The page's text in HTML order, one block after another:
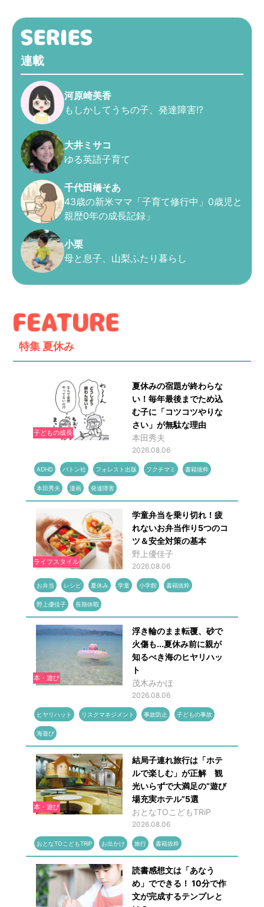
連載
河原崎美香
もしかしてうちの子、発達障害!?
大井ミサコ
ゆる英語子育て
千代田橋そあ
43歳の新米ママ「子育て修行中」0歳児と
親歴0年の成長記録」
小栗
母と息子、山梨ふたり暮らし
特集 夏休み
子どもの成長
夏休みの宿題が終わらな
い！毎年最後までため込
む子に「コツコツやりな
さい」が無駄な理由
本田秀夫
2026.08.06
ADHD バトン社 フォレスト出版 フクチマミ 書籍抜粋
本田秀夫 漫画 発達障害
ライフスタイル
学童弁当を乗り切れ！疲
れないお弁当作り5つのコ
ツ＆安全対策の基本
野上優佳子
2026.08.06
お弁当 レシピ 夏休み 学童 小学館 書籍抜粋
野上優佳子 長期休暇
本・遊び
浮き輪のまま転覆、砂で
火傷も...夏休み前に親が
知るべき海のヒヤリハッ
ト
茂木みかほ
2026.08.06
ヒヤリハット リスクマネジメント 事故防止 子どもの事故
海遊び
本・遊び
結局子連れ旅行は「ホテ
ルで楽しむ」が正解 観
光いらずで大満足の“遊び
場充実ホテル”5選
おとなTOこどもTRiP
2026.08.06
おとなTOこどもTRiP お出かけ 旅行 書籍抜粋
読書感想文は「あなう
め」でできる！ 10分で作
文が完成するテンプレと